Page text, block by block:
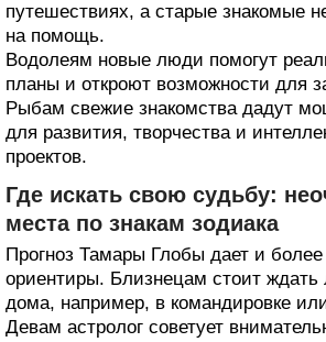
путешествиях, а старые знакомые
на помощь.
Водолеям новые люди помогут
планы и откроют возможности для
Рыбам свежие знакомства дадут
для развития, творчества и
проектов.
Где искать свою судьбу:
места по знакам зодиака
Прогноз Тамары Глобы дает и более
ориентиры. Близнецам стоит
дома, например, в командировке
Девам астролог советует